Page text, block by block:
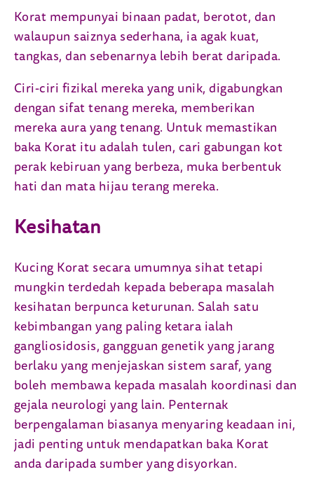
Korat mempunyai binaan padat, berotot, dan
walaupun saiznya sederhana, ia agak kuat,
tangkas, dan sebenarnya lebih berat daripada.
Ciri-ciri fizikal mereka yang unik, digabungkan
dengan sifat tenang mereka, memberikan
mereka aura yang tenang. Untuk memastikan
baka Korat itu adalah tulen, cari gabungan kot
perak kebiruan yang berbeza, muka berbentuk
hati dan mata hijau terang mereka.
Kesihatan
Kucing Korat secara umumnya sihat tetapi
mungkin terdedah kepada beberapa masalah
kesihatan berpunca keturunan. Salah satu
kebimbangan yang paling ketara ialah
gangliosidosis, gangguan genetik yang jarang
berlaku yang menjejaskan sistem saraf, yang
boleh membawa kepada masalah koordinasi dan
gejala neurologi yang lain. Penternak
berpengalaman biasanya menyaring keadaan ini,
jadi penting untuk mendapatkan baka Korat
anda daripada sumber yang disyorkan.